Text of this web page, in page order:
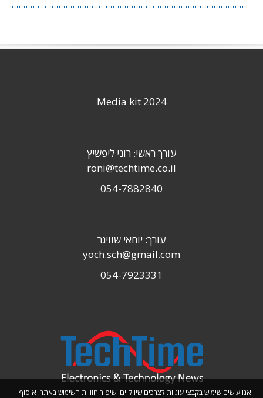
אנו עושים שימוש בקבצי עוגיות לצרכים שיווקיים ושיפור חוויית השימוש באתר. איסוף
Media kit 2024
עורך ראשי: רוני ליפשיץ
roni@techtime.co.il
054-7882840
עורך: יוחאי שוויגר
yoch.sch@gmail.com
054-7923331